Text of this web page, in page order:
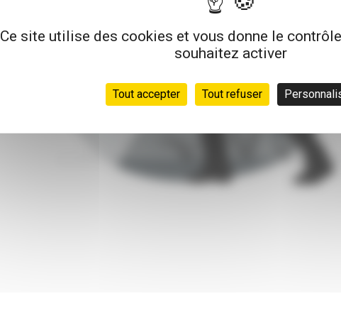
Ce site utilise des cookies et vous donne le
souhaitez activer
Tout accepter Tout refuser